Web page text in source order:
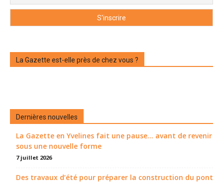
La Gazette est-elle près de chez vous ?
Dernières nouvelles
La Gazette en Yvelines fait une pause... avant de revenir
sous une nouvelle forme
7 juillet 2026
Des travaux d’été pour préparer la construction du pont